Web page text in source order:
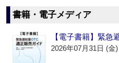
書籍・電子メディア
【電子書籍】緊急
2026年07月31日 (金)